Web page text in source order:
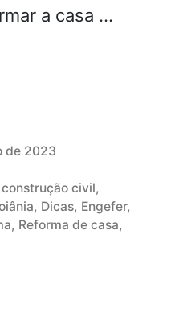
a casa …
de 2023
construção civil,
, Dicas, Engefer,
, Reforma de casa,